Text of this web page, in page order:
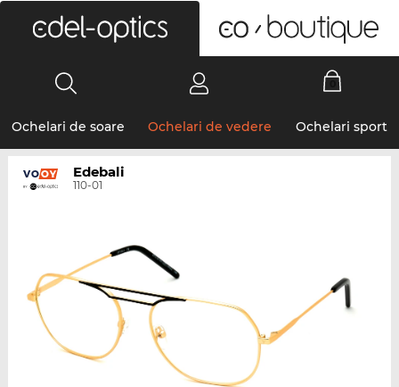
Ochelari de soare Ochelari de vedere Ochelari sport
Edebali
110-01